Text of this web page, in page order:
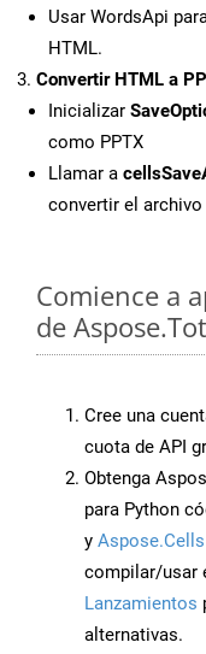
Usar WordsApi
HTML.
Convertir HTML a
Inicializar
como PPTX
Llamar a
convertir el
Comience a
de
Cree una
cuota de API
Obtenga
para Python
y
compilar/usar
Lanzamientos
alternativas.